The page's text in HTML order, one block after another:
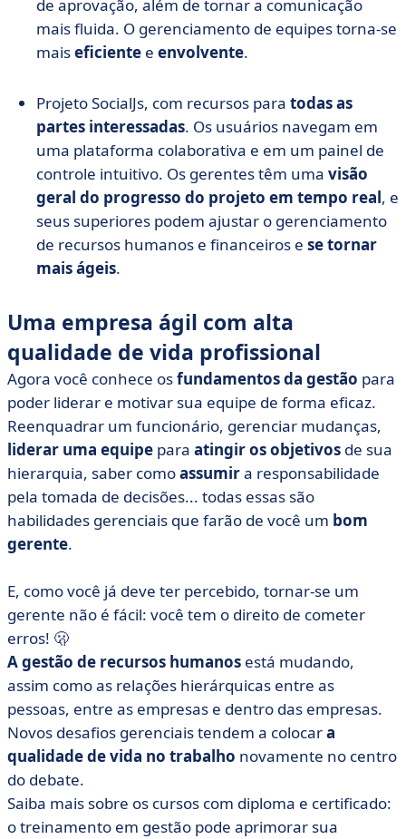
de aprovação, além de tornar a comunicação
mais fluida. O gerenciamento de equipes torna-se
maiseficiente e envolvente.
Projeto SocialJs, com recursos para todas as
partes interessadas. Os usuários navegam em
uma plataforma colaborativa e em um painel de
controle intuitivo. Os gerentes têm uma visão
geral do progresso do projeto em tempo real, e
seus superiores podem ajustar o gerenciamento
de recursos humanos e financeiros e se tornar
mais ágeis.
Uma empresa ágil com alta
qualidade de vida profissional
Agora você conhece osfundamentos da gestão para
poder liderar e motivar sua equipe de forma eficaz.
Reenquadrar um funcionário, gerenciar mudanças,
liderar uma equipe para atingir os objetivos de sua
hierarquia, saber comoassumira responsabilidade
pela tomada de decisões... todas essas são
habilidades gerenciais que farão de você um bom
gerente.
E, como você já deve ter percebido, tornar-se um
gerente não é fácil: você tem o direito de cometer
erros! 🫢
A gestão de recursos humanos está mudando,
assim como as relações hierárquicas entre as
pessoas, entre as empresas e dentro das empresas.
Novos desafios gerenciais tendem a colocara
qualidade de vida no trabalho novamente no centro
do debate.
Saiba mais sobre os cursos com diploma e certificado:
o treinamento em gestão pode aprimorar sua